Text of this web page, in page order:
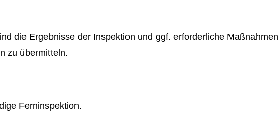
die Ergebnisse der Inspektion und ggf. erforderliche
zu übermitteln.
Ferninspektion.